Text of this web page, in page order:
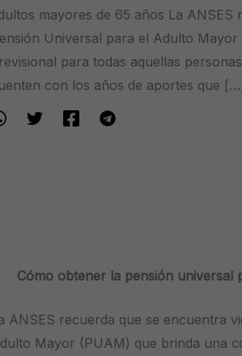
mayores de 65 años La
Universal para el Adulto
para todas aquellas
con los años de aportes que
Cómo obtener la pensión universal
ANSES recuerda que se encuentra
Mayor (PUAM) que brinda una